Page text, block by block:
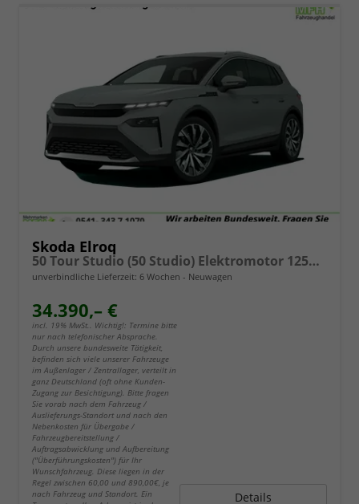
Skoda Elroq
50 Tour Studio (50 Studio) Elektromotor 125kW (170PS) (cont. 70 kW)
unverbindliche Lieferzeit: 6 Wochen Neuwagen
34.390,– €
incl. 19% MwSt.. Wichtig!: Termine bitte
nur nach telefonischer Absprache.
Durch unsere bundesweite Tätigkeit,
befinden sich viele unserer Fahrzeuge
im Außenlager / Zentrallager, verteilt in
ganz Deutschland (oft ohne Kunden-
Zugang zur Besichtigung). Bitte fragen
Sie vorab nach dem Fahrzeug /
Auslieferungs-Standort und nach den
Nebenkosten für Übergabe /
Fahrzeugbereitstellung /
Auftragsabwicklung und Aufbereitung
("Überführungskosten") für Ihr
Wunschfahrzeug. Diese liegen in der
Regel zwischen 60,00 und 890,00€, je
nach Fahrzeug und Standort. Ein
Details